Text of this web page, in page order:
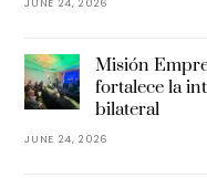
JUNE 24, 2026
Misión
fortalece la
bilateral
JUNE 24, 2026